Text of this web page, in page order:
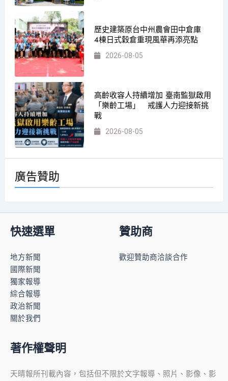
歷史建築原台中州農會田中倉庫
4棟日式穀倉重現風華再添亮點
2026-08-05
高齡收容人持續增加 臺南監獄啟用
「樂齡工場」 戒護人力迎接新挑
戰
2026-08-05
廣告贊助
快速選單
地方新聞
國際新聞
獨家報導
綜合報導
政治新聞
關於我們
贊助商
歡迎贊助商洽談合作
著作權聲明
天晴報所刊載內容，包括但不限於文字報導、照片、影像、影